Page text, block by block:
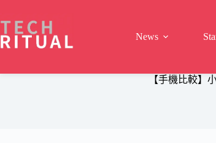
content
News
【手機比較】